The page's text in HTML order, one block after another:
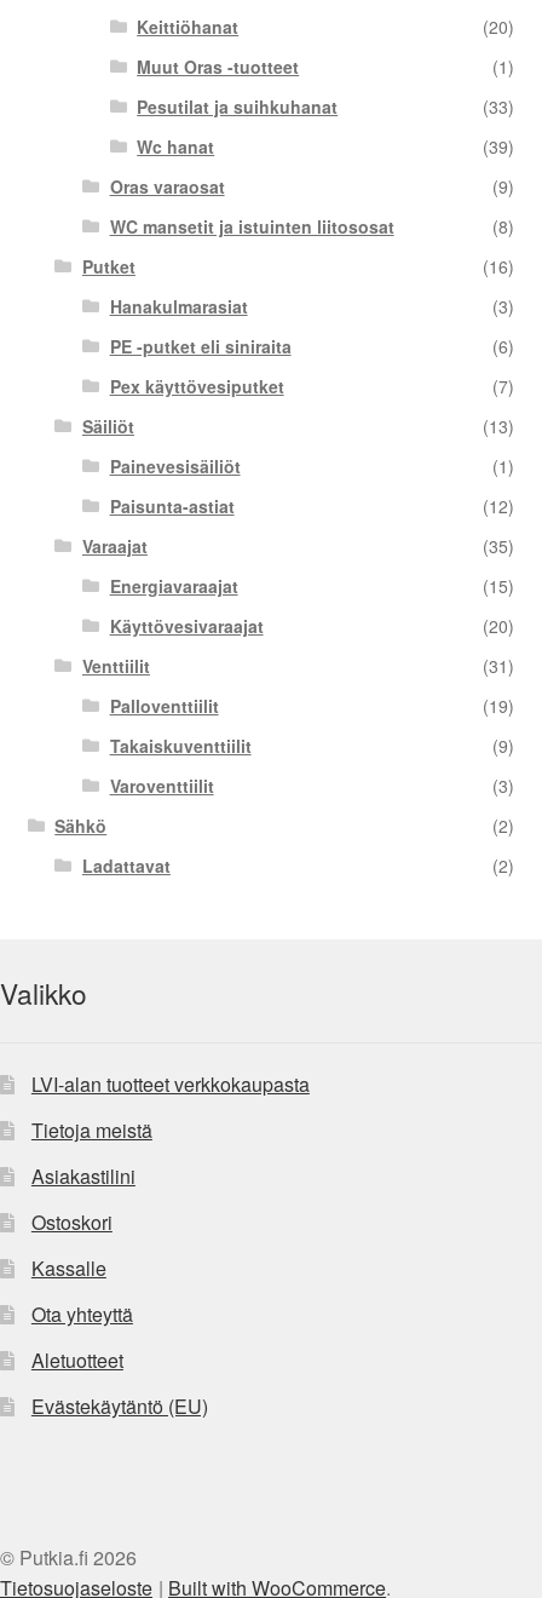
Keittiöhanat
(20)
Muut Oras -tuotteet
(1)
Pesutilat ja suihkuhanat
(33)
Wc hanat
(39)
Oras varaosat
(9)
WC mansetit ja istuinten liitososat
(8)
Putket
(16)
Hanakulmarasiat
(3)
PE -putket eli siniraita
(6)
Pex käyttövesiputket
(7)
Säiliöt
(13)
Painevesisäiliöt
(1)
Paisunta-astiat
(12)
Varaajat
(35)
Energiavaraajat
(15)
Käyttövesivaraajat
(20)
Venttiilit
(31)
Palloventtiilit
(19)
Takaiskuventtiilit
(9)
Varoventtiilit
(3)
Sähkö
(2)
Ladattavat
(2)
Valikko
LVI-alan tuotteet verkkokaupasta
Tietoja meistä
Asiakastilini
Ostoskori
Kassalle
Ota yhteyttä
Aletuotteet
Evästekäytäntö (EU)
© Putkia.fi 2026
Tietosuojaseloste
Built with WooCommerce.